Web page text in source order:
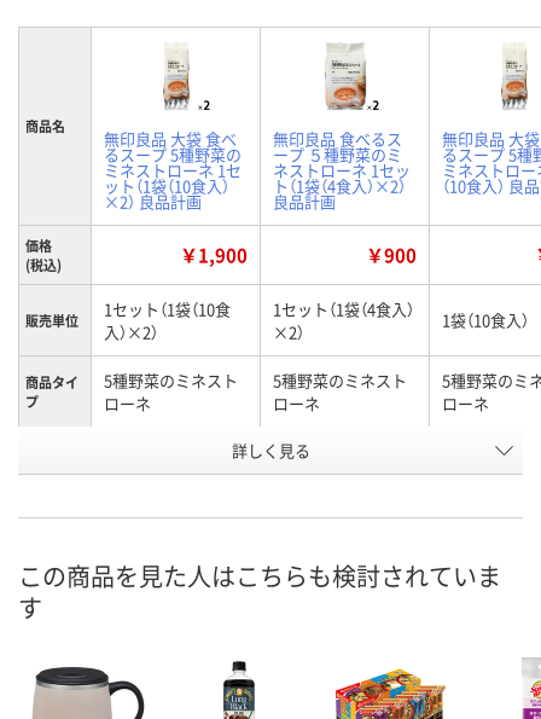
商品名
無印良品 大袋 食べ
るスープ 5種野菜の
ミネストローネ 1セ
ット（1袋（10食入）
×2） 良品計画
無印良品 食べるス
ープ ５種野菜のミ
ネストローネ 1セッ
ト（1袋（4食入）×2）
良品計画
無印良品 大
るスープ 5種
ミネストロー
（10食入） 良
価格
(税込)
￥1,900 ￥900
販売単位
1セット（1袋（10食
入）×2）
1セット（1袋（4食入）
×2）
1袋（10食入）
商品タイ
プ
5種野菜のミネスト
ローネ
5種野菜のミネスト
ローネ
5種野菜のミ
ローネ
UP37227 RX99266
8月11日（火）
カゴへ カ
詳しく見る
この商品を見た人はこちらも検討されていま
す